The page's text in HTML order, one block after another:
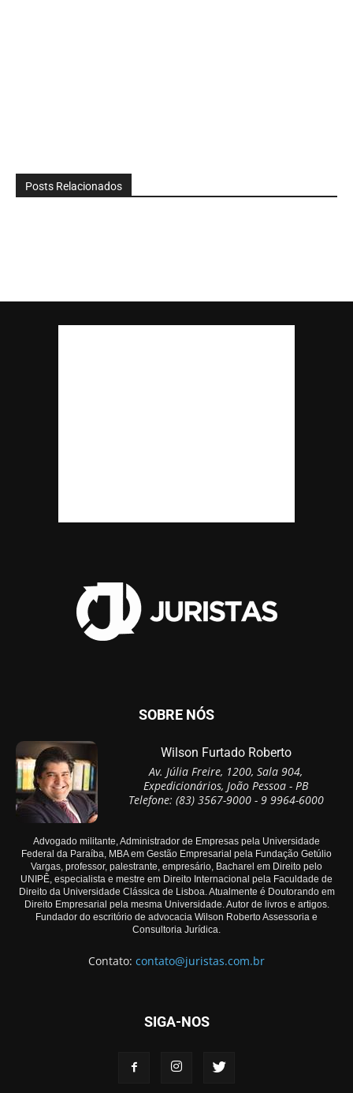
Posts Relacionados
SOBRE NÓS
Wilson Furtado Roberto
Av. Júlia Freire, 1200, Sala 904,
Expedicionários, João Pessoa - PB
Telefone: (83) 3567-9000 - 9 9964-6000
Advogado militante, Administrador de Empresas pela Universidade
Federal da Paraíba, MBA em Gestão Empresarial pela Fundação Getúlio
Vargas, professor, palestrante, empresário, Bacharel em Direito pelo
UNIPÊ, especialista e mestre em Direito Internacional pela Faculdade de
Direito da Universidade Clássica de Lisboa. Atualmente é Doutorando em
Direito Empresarial pela mesma Universidade. Autor de livros e artigos.
Fundador do escritório de advocacia Wilson Roberto Assessoria e
Consultoria Jurídica.
Contato: contato@juristas.com.br
SIGA-NOS